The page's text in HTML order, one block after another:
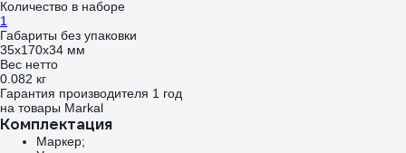
Количество в наборе
1
Габариты без упаковки
35х170х34 мм
Вес нетто
0.082 кг
Гарантия производителя 1 год
на товары Markal
Комплектация
Маркер;